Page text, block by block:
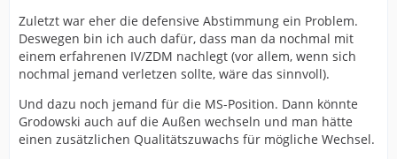
Zuletzt war eher die defensive Abstimmung ein Problem.
Deswegen bin ich auch dafür, dass man da nochmal mit
einem erfahrenen IV/ZDM nachlegt (vor allem, wenn sich
nochmal jemand verletzen sollte, wäre das sinnvoll).
Und dazu noch jemand für die MS-Position. Dann könnte
Grodowski auch auf die Außen wechseln und man hätte
einen zusätzlichen Qualitätszuwachs für mögliche Wechsel.